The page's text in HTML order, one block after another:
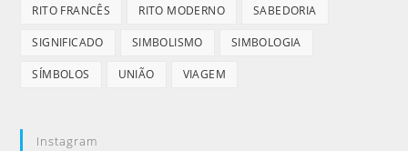
RITO FRANCÊS RITO MODERNO SABEDORIA
SIGNIFICADO SIMBOLISMO SIMBOLOGIA
SÍMBOLOS UNIÃO VIAGEM
Instagram